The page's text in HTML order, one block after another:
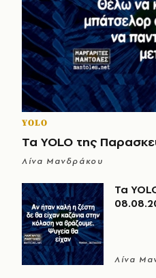
YOLO
Τα YOLO της
Λίνα Μανδράκου
Τα
Λίνα